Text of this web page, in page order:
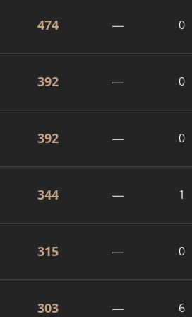
474 — 0
392 — 0
392 — 0
344 — 1
315 — 0
303 — 6